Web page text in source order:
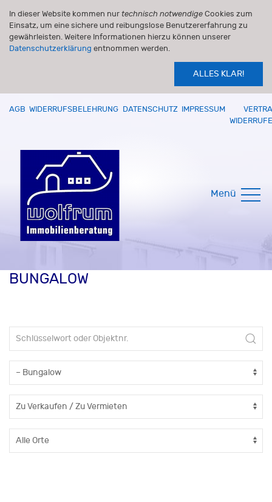
In dieser Website kommen nur technisch notwendige Cookies zum
Einsatz, um eine sichere und reibungslose Benutzererfahrung zu
gewährleisten. Weitere Informationen hierzu können unserer
Datenschutzerklärung entnommen werden.
ALLES KLAR!
AGB WIDERRUFSBELEHRUNG DATENSCHUTZ IMPRESSUM
Menü
BUNGALOW